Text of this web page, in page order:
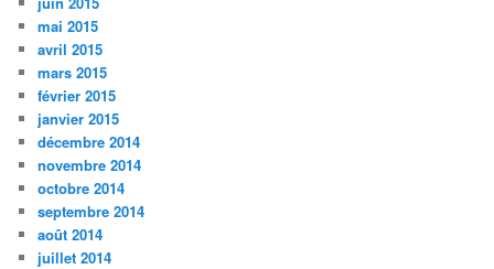
mai 2015
avril 2015
mars 2015
février 2015
janvier 2015
décembre 2014
novembre 2014
octobre 2014
septembre 2014
août 2014
juillet 2014